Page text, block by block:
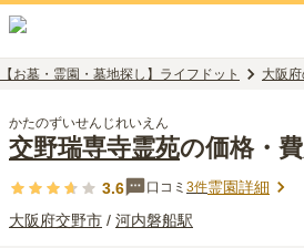
【お墓・霊園・墓地探し】ライフドット 大阪
かたのずいせんじれいえん
交野瑞専寺霊苑の価格・
3.6 口コミ 3件霊園詳細
大阪府交野市 / 河内磐船駅